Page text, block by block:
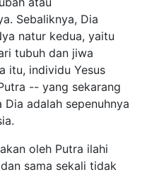
Allah dan
oleh Putra ilahi adalah
tidak berdosa.
ke dalam dosa dan
sejak lahir dari
kepada Allah
Yesus. Yesus
tinggal dalam dunia